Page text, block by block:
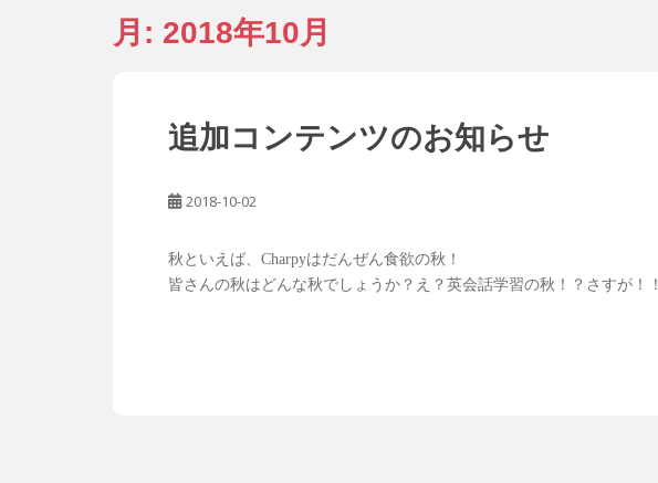
月: 2018年10月
追加コンテンツのお知らせ
2018-10-02
秋といえば、Charpyはだんぜん食欲の秋！
皆さんの秋はどんな秋でしょうか？え？英会話学習の秋！？さすが！！